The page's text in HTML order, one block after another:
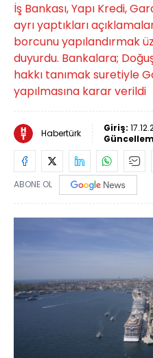
İş Bankası, Yapı Kredi,
ayrı yaptıkları
borcunu yapılandırmak
duyurdu. Bankalara;
hakkı tanımak suretiyle
yapılmasına karar verildi
Habertürk Giriş:
ABONE OL